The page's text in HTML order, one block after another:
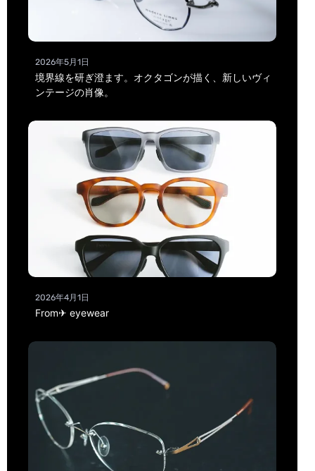
2026年5月1日
境界線を研ぎ澄ます。オクタゴンが描く、新しいヴィ
ンテージの肖像。
2026年4月1日
From✈ eyewear